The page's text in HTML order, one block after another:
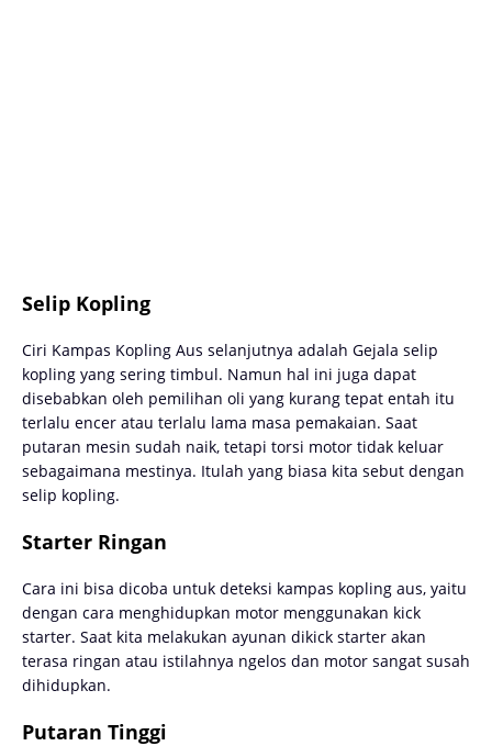
Selip Kopling
Ciri Kampas Kopling Aus selanjutnya adalah Gejala selip
kopling yang sering timbul. Namun hal ini juga dapat
disebabkan oleh pemilihan oli yang kurang tepat entah itu
terlalu encer atau terlalu lama masa pemakaian. Saat
putaran mesin sudah naik, tetapi torsi motor tidak keluar
sebagaimana mestinya. Itulah yang biasa kita sebut dengan
selip kopling.
Starter Ringan
Cara ini bisa dicoba untuk deteksi kampas kopling aus, yaitu
dengan cara menghidupkan motor menggunakan kick
starter. Saat kita melakukan ayunan dikick starter akan
terasa ringan atau istilahnya ngelos dan motor sangat susah
dihidupkan.
Putaran Tinggi